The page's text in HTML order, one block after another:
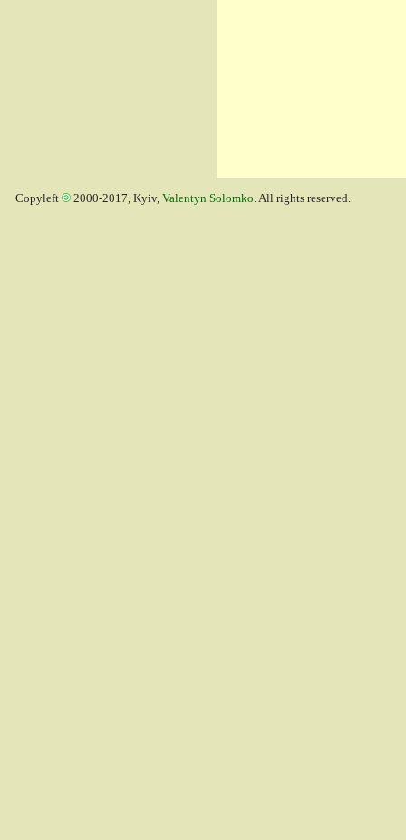
Copyleft 2000-2017, Kyiv, Valentyn Solomko. All rights reserved.